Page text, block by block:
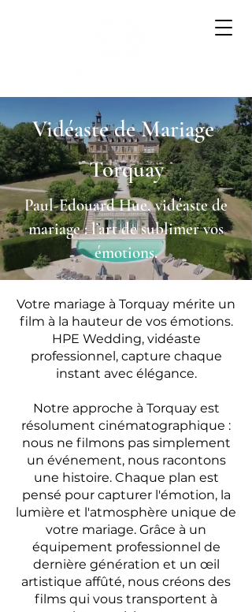
Vidéaste de Mariage
Torquay
Paul-Edouard Hue, vidéaste de
mariage : l’art de sublimer vos
émotions.
Votre mariage à Torquay mérite un
film à la hauteur de vos émotions.
HPE Wedding, vidéaste
professionnel, capture chaque
instant avec élégance.
Notre approche à Torquay est
résolument cinématographique :
nous ne filmons pas simplement
un événement, nous racontons
une histoire. Chaque plan est
pensé pour capturer l'émotion, la
lumière et l'atmosphère unique de
votre mariage. Grâce à un
équipement professionnel de
dernière génération et un œil
artistique affûté, nous créons des
films qui vous transportent à